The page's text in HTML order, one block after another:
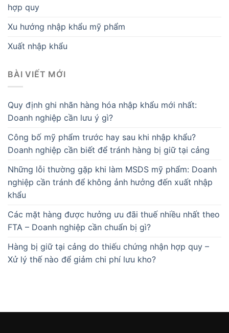
hợp quy
Xu hướng nhập khẩu mỹ phẩm
Xuất nhập khẩu
BÀI VIẾT MỚI
Quy định ghi nhãn hàng hóa nhập khẩu mới nhất:
Doanh nghiệp cần lưu ý gì?
Công bố mỹ phẩm trước hay sau khi nhập khẩu?
Doanh nghiệp cần biết để tránh hàng bị giữ tại cảng
Những lỗi thường gặp khi làm MSDS mỹ phẩm: Doanh
nghiệp cần tránh để không ảnh hưởng đến xuất nhập
khẩu
Các mặt hàng được hưởng ưu đãi thuế nhiều nhất theo
FTA – Doanh nghiệp cần chuẩn bị gì?
Hàng bị giữ tại cảng do thiếu chứng nhận hợp quy –
Xử lý thế nào để giảm chi phí lưu kho?